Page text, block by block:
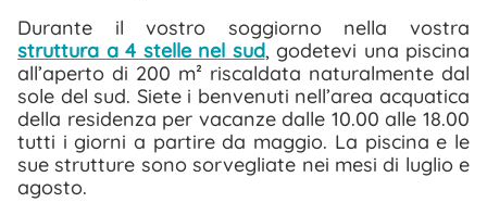
Durante il vostro soggiorno nella vostra
struttura a 4 stelle nel sud, godetevi una piscina
all’aperto di 200 m² riscaldata naturalmente dal
sole del sud. Siete i benvenuti nell’area acquatica
della residenza per vacanze dalle 10.00 alle 18.00
tutti i giorni a partire da maggio. La piscina e le
sue strutture sono sorvegliate nei mesi di luglio e
agosto.